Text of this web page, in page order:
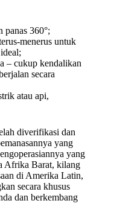
panas 360°;
menerus untuk
– cukup kendalikan
secara
atau api,
diverifikasi dan
yang
yang
Afrika Barat, kilang
di Amerika Latin,
secara khusus
dan berkembang